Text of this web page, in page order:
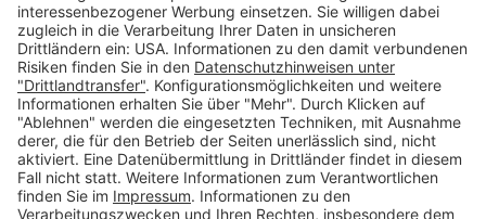
Kategorien
Betriebsorganisation (52)
Schlüsselorganisation (140)
Reifenorganisation (35)
Werkstattorganisation (166)
Preisauszeichnung und Preisdisplays (35)
Formulare KFZ und Werkstatt (34)
Kennzeichenhalter (49)
KFZ-Verkauf und KFZ-Präsentation (19)
Aussenwerbung (47)
Prospektpräsentation, Infosysteme (29)
Werbeartikel und Give-Aways (212)
SALES OFF (14)